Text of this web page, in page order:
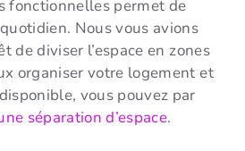
fonctionnelles permet de
Nous vous avions
de diviser l’espace en zones
organiser votre logement et
vous pouvez par
séparation d’espace.